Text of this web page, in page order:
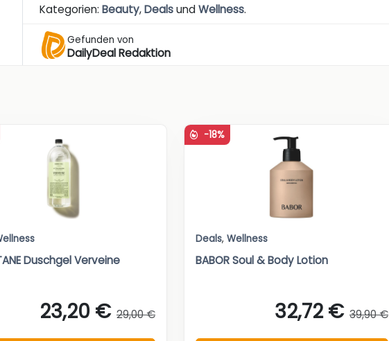
Kategorien:Beauty,DealsundWellness.
Gefunden von
DailyDeal Redaktion
Duschgel Verveine
23,20 € 29,00 €
-18%
Deals, Wellness
BABOR Soul & Body Lotion
32,72 € 39,90 €